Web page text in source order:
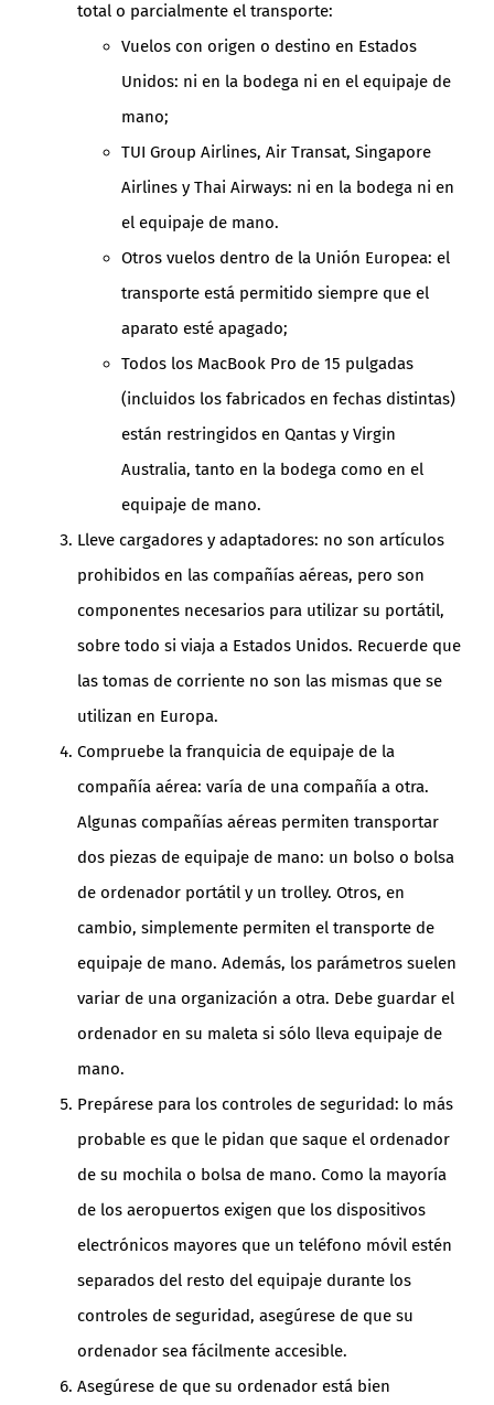
total o parcialmente el transporte:
Vuelos con origen o destino en Estados
Unidos: ni en la bodega ni en el equipaje de
mano;
TUI Group Airlines, Air Transat, Singapore
Airlines y Thai Airways: ni en la bodega ni en
el equipaje de mano.
Otros vuelos dentro de la Unión Europea: el
transporte está permitido siempre que el
aparato esté apagado;
Todos los MacBook Pro de 15 pulgadas
(incluidos los fabricados en fechas distintas)
están restringidos en Qantas y Virgin
Australia, tanto en la bodega como en el
equipaje de mano.
Lleve cargadores y adaptadores: no son artículos
prohibidos en las compañías aéreas, pero son
componentes necesarios para utilizar su portátil,
sobre todo si viaja a Estados Unidos. Recuerde que
las tomas de corriente no son las mismas que se
utilizan en Europa.
Compruebe la franquicia de equipaje de la
compañía aérea: varía de una compañía a otra.
Algunas compañías aéreas permiten transportar
dos piezas de equipaje de mano: un bolso o bolsa
de ordenador portátil y un trolley. Otros, en
cambio, simplemente permiten el transporte de
equipaje de mano. Además, los parámetros suelen
variar de una organización a otra. Debe guardar el
ordenador en su maleta si sólo lleva equipaje de
mano.
Prepárese para los controles de seguridad: lo más
probable es que le pidan que saque el ordenador
de su mochila o bolsa de mano. Como la mayoría
de los aeropuertos exigen que los dispositivos
electrónicos mayores que un teléfono móvil estén
separados del resto del equipaje durante los
controles de seguridad, asegúrese de que su
ordenador sea fácilmente accesible.
Asegúrese de que su ordenador está bien